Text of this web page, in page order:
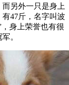
另外一只是身上
47斤，名字叫波
身上荣誉也有很
。